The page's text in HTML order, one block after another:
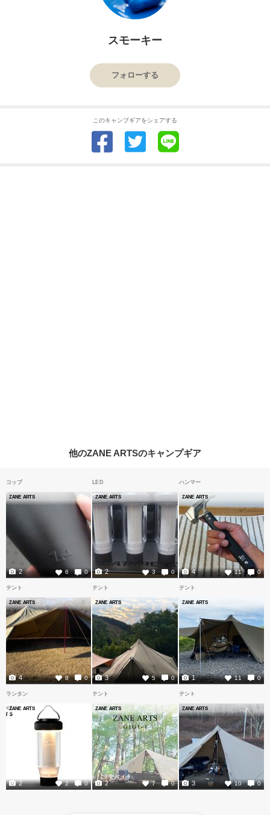
スモーキー
フォローする
このキャンプギアをシェアする
他のZANE ARTSのキャンプギア
コップ
ZANE ARTS
6 0
2
LED
ZANE ARTS
3 0
2
ハンマー
ZANE ARTS
11 0
4
テント
ZANE ARTS
8 0
4
テント
ZANE ARTS
5 0
3
テント
ZANE ARTS
11 0
1
ランタン
ZANE ARTS
2 0
2
テント
ZANE ARTS
7 0
2
テント
ZANE ARTS
10 0
3